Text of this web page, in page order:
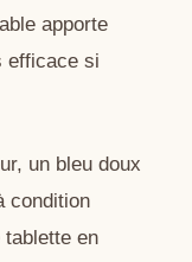
apporte
efficace si
un bleu doux
condition
tablette en